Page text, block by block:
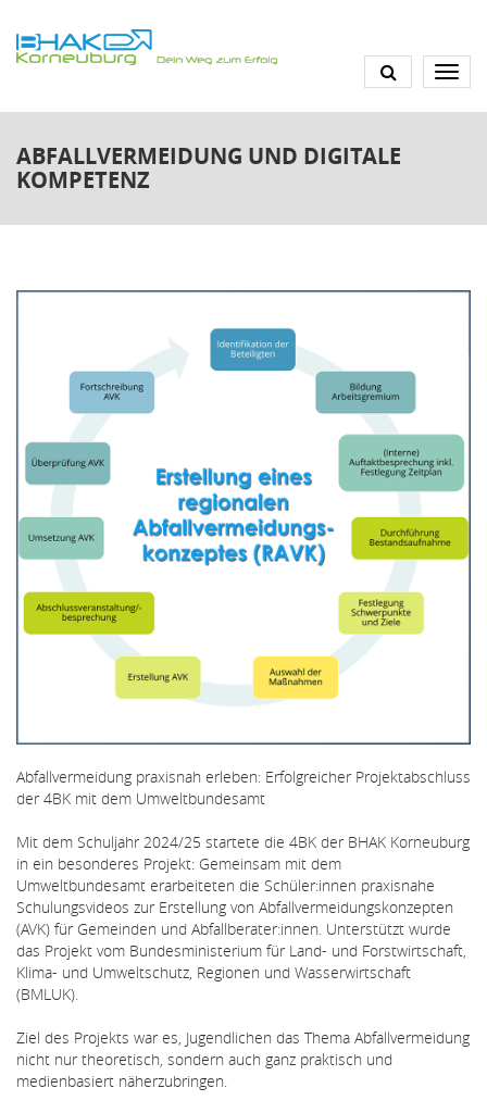
zum
Inhalt
ABFALLVERMEIDUNG UND DIGITALE
KOMPETENZ
Abfallvermeidung praxisnah erleben: Erfolgreicher Projektabschluss
der 4BK mit dem Umweltbundesamt
Mit dem Schuljahr 2024/25 startete die 4BK der BHAK Korneuburg
in ein besonderes Projekt: Gemeinsam mit dem
Umweltbundesamt erarbeiteten die Schüler:innen praxisnahe
Schulungsvideos zur Erstellung von Abfallvermeidungskonzepten
(AVK) für Gemeinden und Abfallberater:innen. Unterstützt wurde
das Projekt vom Bundesministerium für Land- und Forstwirtschaft,
Klima- und Umweltschutz, Regionen und Wasserwirtschaft
(BMLUK).
Ziel des Projekts war es, Jugendlichen das Thema Abfallvermeidung
nicht nur theoretisch, sondern auch ganz praktisch und
medienbasiert näherzubringen.